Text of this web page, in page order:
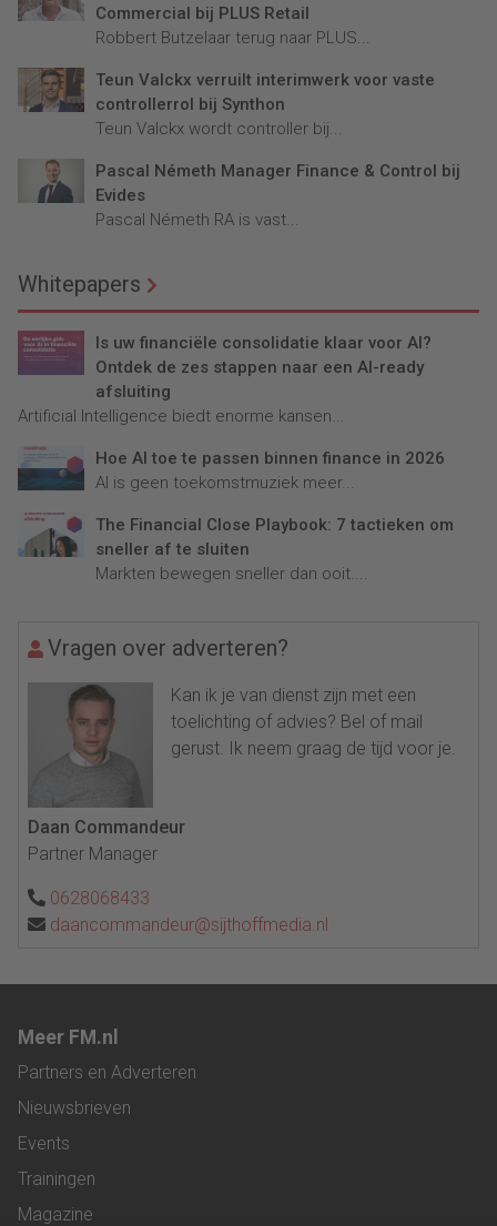
Commercial bij PLUS Retail
Robbert Butzelaar terug naar PLUS...
Teun Valckx verruilt interimwerk voor vaste
controllerrol bij Synthon
Teun Valckx wordt controller bij...
Pascal Németh Manager Finance & Control bij
Evides
Pascal Németh RA is vast...
Whitepapers
Is uw financiële consolidatie klaar voor AI?
Ontdek de zes stappen naar een AI-ready
afsluiting
Artificial Intelligence biedt enorme kansen...
Hoe AI toe te passen binnen finance in 2026
AI is geen toekomstmuziek meer...
The Financial Close Playbook: 7 tactieken om
sneller af te sluiten
Markten bewegen sneller dan ooit....
Vragen over adverteren?
Kan ik je van dienst zijn met een
toelichting of advies? Bel of mail
gerust. Ik neem graag de tijd voor je.
Daan Commandeur
Partner Manager
0628068433
daancommandeur@sijthoffmedia.nl
Meer FM.nl
Partners en Adverteren
Nieuwsbrieven
Events
Trainingen
Magazine